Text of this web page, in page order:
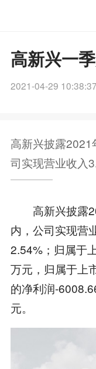
高新兴一
2021-04-29 10:38:37
高新兴披露2021
司实现营业收入
高新兴披露
内，公司实现营
2.54%；归属于
万元，归属于上
的净利润-
元。